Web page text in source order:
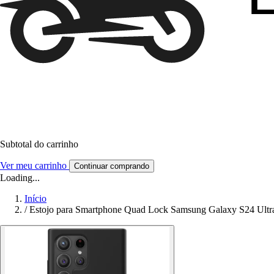
Subtotal do carrinho
Ver meu carrinho Continuar comprando
Loading...
Início
/ Estojo para Smartphone Quad Lock Samsung Galaxy S24